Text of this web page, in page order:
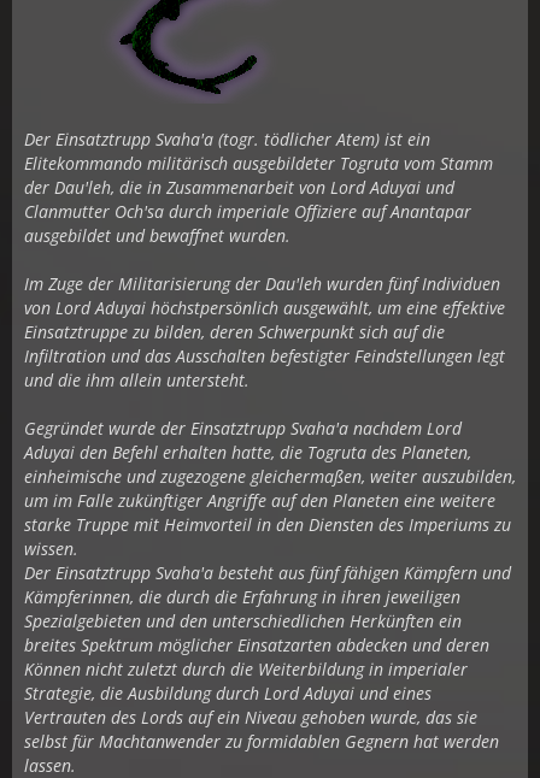
Der Einsatztrupp Svaha'a (togr. tödlicher Atem) ist ein
Elitekommando militärisch ausgebildeter Togruta vom Stamm
der Dau'leh, die in Zusammenarbeit von Lord Aduyai und
Clanmutter Och'sa durch imperiale Offiziere auf Anantapar
ausgebildet und bewaffnet wurden.
Im Zuge der Militarisierung der Dau'leh wurden fünf Individuen
von Lord Aduyai höchstpersönlich ausgewählt, um eine effektive
Einsatztruppe zu bilden, deren Schwerpunkt sich auf die
Infiltration und das Ausschalten befestigter Feindstellungen legt
und die ihm allein untersteht.
Gegründet wurde der Einsatztrupp Svaha'a nachdem Lord
Aduyai den Befehl erhalten hatte, die Togruta des Planeten,
einheimische und zugezogene gleichermaßen, weiter auszubilden,
um im Falle zukünftiger Angriffe auf den Planeten eine weitere
starke Truppe mit Heimvorteil in den Diensten des Imperiums zu
wissen.
Der Einsatztrupp Svaha'a besteht aus fünf fähigen Kämpfern und
Kämpferinnen, die durch die Erfahrung in ihren jeweiligen
Spezialgebieten und den unterschiedlichen Herkünften ein
breites Spektrum möglicher Einsatzarten abdecken und deren
Können nicht zuletzt durch die Weiterbildung in imperialer
Strategie, die Ausbildung durch Lord Aduyai und eines
Vertrauten des Lords auf ein Niveau gehoben wurde, das sie
selbst für Machtanwender zu formidablen Gegnern hat werden
lassen.